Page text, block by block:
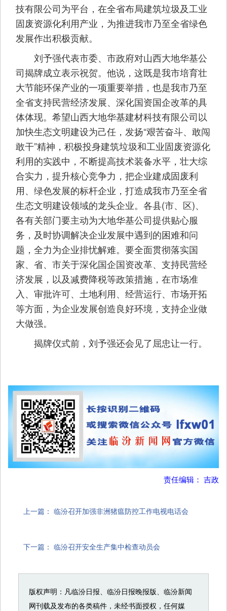
技有限公司为平台，在全省布局建筑垃圾及工业
固废资源化利用产业，为推进我市乃至全省绿色
发展作出积极贡献。
刘予强代表市委、市政府对山西大地华基公
司揭牌成立表示祝贺。他说，这既是我市培育壮
大节能环保产业的一项重要举措，也是我市乃至
全省支持民营经济发展、深化国资国企改革的具
体体现。希望山西大地华基建材科技有限公司以
加快生态文明建设为己任，发扬“艰苦奋斗、敢闯
敢干”精神，积极投身建筑垃圾和工业固废资源化
利用的实践中，不断提高技术装备水平，壮大综
合实力，提升核心竞争力，把企业建成固废利
用、绿色发展的标杆企业，打造成我市乃至全省
生态文明建设领域的龙头企业。各县(市、区)、
各有关部门要主动为大地华基公司提供贴心服
务，及时协调解决企业发展中遇到的困难和问
题，全力为企业排忧解难。要全面贯彻落实国
家、省、市关于深化国企国资改革、支持民营经
济发展，以及减费降税等政策措施，在市场准
入、审批许可、土地利用、经营运行、市场开拓
等方面，为企业发展创造良好环境，支持企业做
大做强。
揭牌仪式前，刘予强还会见了屈忠让一行。
责任编辑： 吉政
上一篇： 临汾召开加强非洲猪瘟防控工作电视电话会
下一篇： 临汾召开安全生产集中检查动员会
版权声明：凡临汾日报、临汾日报晚报版、临汾新闻
网刊载及发布的各类稿件，未经书面授权，任何媒